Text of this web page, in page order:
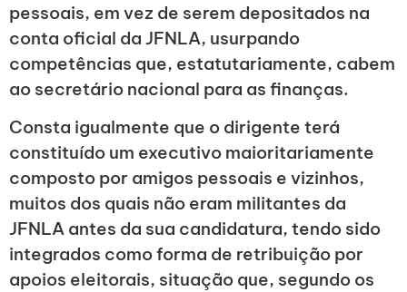
pessoais, em vez de serem depositados na
conta oficial da JFNLA, usurpando
competências que, estatutariamente, cabem
ao secretário nacional para as finanças.
Consta igualmente que o dirigente terá
constituído um executivo maioritariamente
composto por amigos pessoais e vizinhos,
muitos dos quais não eram militantes da
JFNLA antes da sua candidatura, tendo sido
integrados como forma de retribuição por
apoios eleitorais, situação que, segundo os